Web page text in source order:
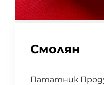
Смолян
Пататник